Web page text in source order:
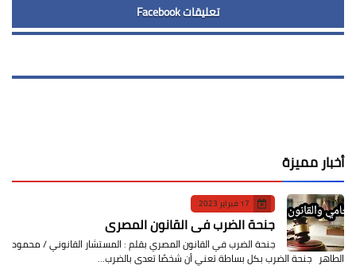
تعليقات Facebook
أخبار مميزة
17 فبراير 2023
جنحة الضرب في القانون المصري
جنحة الضرب في القانون المصري بقلم : المستشار القانوني / محمود
الطاهر جنحة الضرب بكل بساطة تعني أن شخصًا تعدى بالضرب…